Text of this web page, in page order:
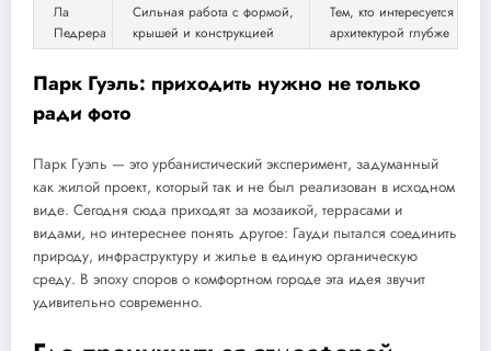
Ла
Педрера
Сильная работа с формой,
крышей и конструкцией
Тем, кто интересуется
архитектурой глубже
Парк Гуэль: приходить нужно не только
ради фото
Парк Гуэль — это урбанистический эксперимент, задуманный
как жилой проект, который так и не был реализован в исходном
виде. Сегодня сюда приходят за мозаикой, террасами и
видами, но интереснее понять другое: Гауди пытался соединить
природу, инфраструктуру и жилье в единую органическую
среду. В эпоху споров о комфортном городе эта идея звучит
удивительно современно.